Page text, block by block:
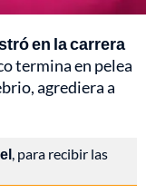
en la carrera
termina en pelea
agrediera a
, para recibir las